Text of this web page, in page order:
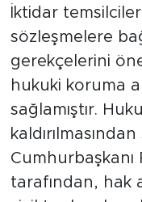
İktidar
sözleşmelere
gerekçelerini
hukuki koruma
sağlamıştır.
tarafından, hak